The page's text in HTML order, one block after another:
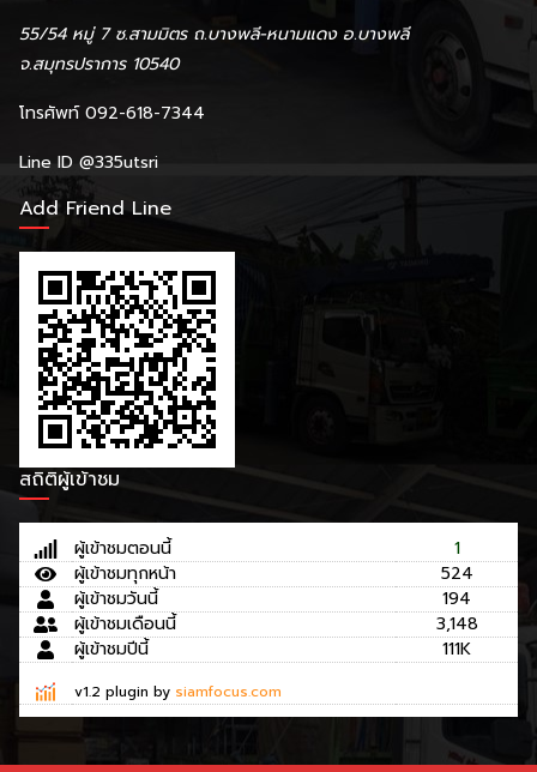
55/54 หมู่ 7 ซ.สามมิตร ถ.บางพลี-หนามแดง อ.บางพลี
จ.สมุทรปราการ 10540
โทรศัพท์ 092-618-7344
Line ID @335utsri
Add Friend Line
สถิติผู้เข้าชม
ผู้เข้าชมตอนนี้
1
ผู้เข้าชมทุกหน้า
524
ผู้เข้าชมวันนี้
194
ผู้เข้าชมเดือนนี้
3,148
ผู้เข้าชมปีนี้
111K
v1.2 plugin by siamfocus.com